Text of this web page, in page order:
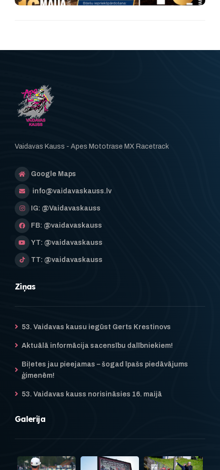
Vaidavas Kauss - Apes Mototrase MX Racetrack
Google Maps
info@vaidavaskauss.lv
IG: @Vaidavaskauss
FB: @vaidavaskauss
YT: @vaidavaskauss
TT: @vaidavaskauss
Ziņas
53. Vaidavas kausu iegūst Gerts Krestinovs
Aktuālā informācija sacensību dalībniekiem!
Biļetes jau pieejamas – šogad īpašs piedāvājums
ģimenēm!
53. Vaidavas kauss norisināsies 16. maijā
Galerija